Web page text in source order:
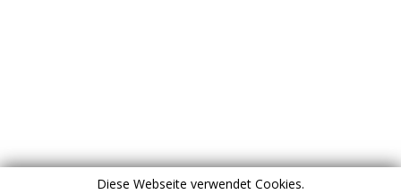
Diese Webseite verwendet Cookies.